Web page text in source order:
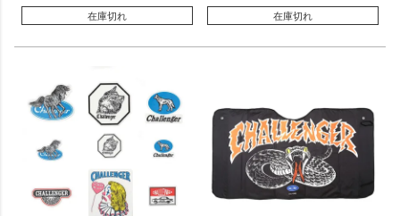
在庫切れ 在庫切れ